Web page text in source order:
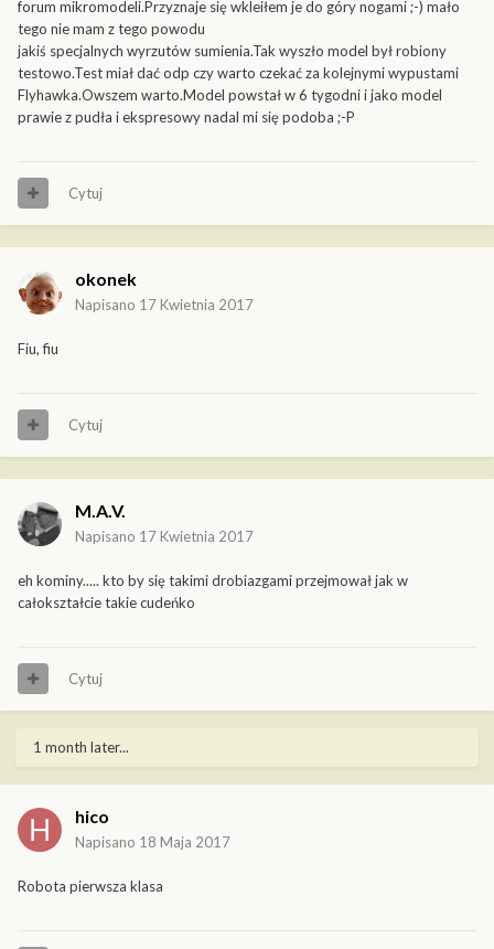
forum mikromodeli.Przyznaje się wkleiłem je do góry nogami ;-) mało
tego nie mam z tego powodu
jakiś specjalnych wyrzutów sumienia.Tak wyszło model był robiony
testowo.Test miał dać odp czy warto czekać za kolejnymi wypustami
Flyhawka.Owszem warto.Model powstał w 6 tygodni i jako model
prawie z pudła i ekspresowy nadal mi się podoba ;-P
Cytuj
okonek
Napisano 17 Kwietnia 2017
Fiu, fiu
Cytuj
M.A.V.
Napisano 17 Kwietnia 2017
eh kominy..... kto by się takimi drobiazgami przejmował jak w
całokształcie takie cudeńko
Cytuj
1 month later...
hico
Napisano 18 Maja 2017
Robota pierwsza klasa